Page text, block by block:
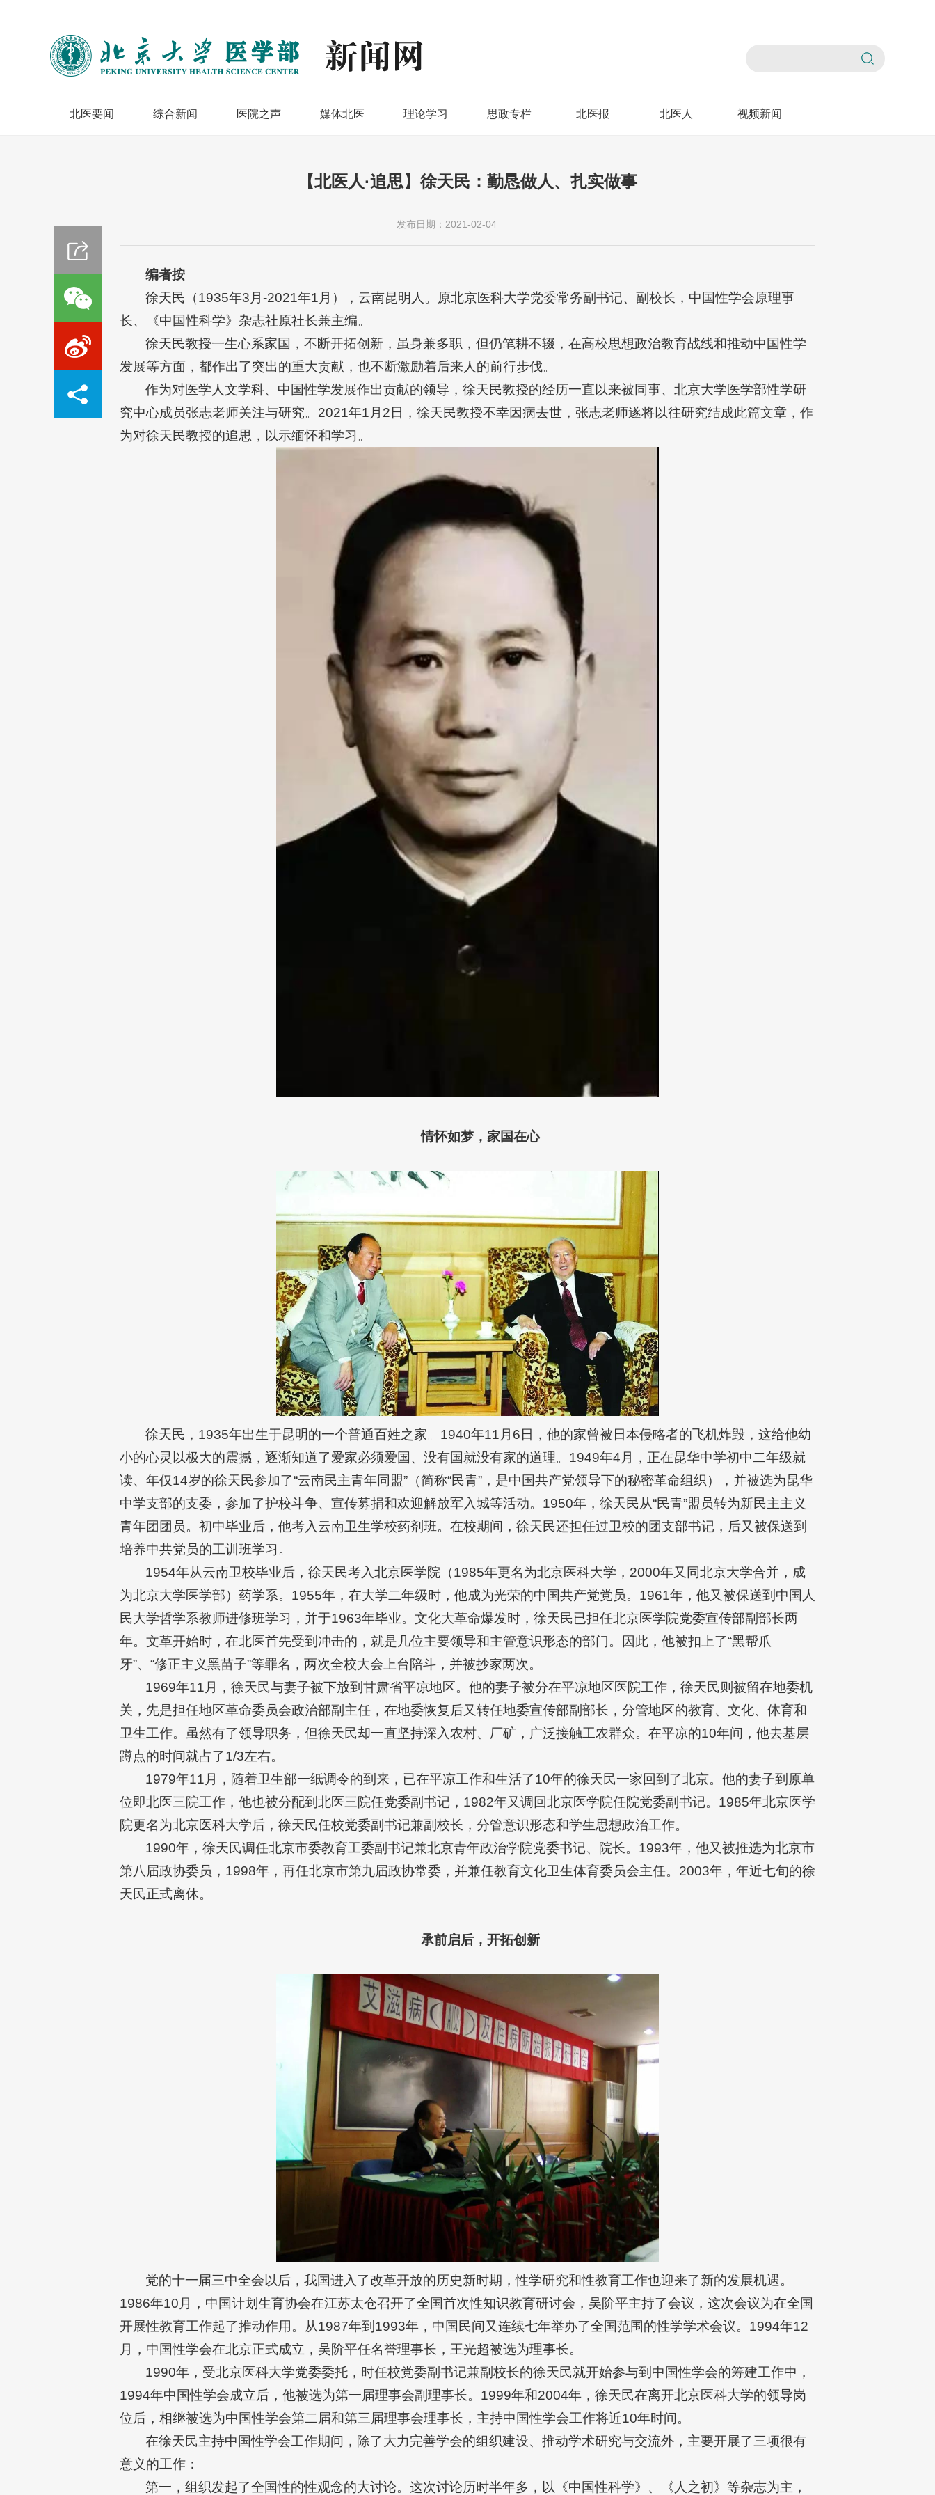
北医要闻 综合新闻 医院之声 媒体北医 理论学习 思政专栏 北医报 北医人 视频新闻
【北医人·追思】徐天民：勤恳做人、扎实做事
发布日期：2021-02-04
编者按
徐天民（1935年3月-2021年1月），云南昆明人。原北京医科大学党委常务副书记、副校长，中国性学会原理事
长、《中国性科学》杂志社原社长兼主编。
徐天民教授一生心系家国，不断开拓创新，虽身兼多职，但仍笔耕不辍，在高校思想政治教育战线和推动中国性学
发展等方面，都作出了突出的重大贡献，也不断激励着后来人的前行步伐。
作为对医学人文学科、中国性学发展作出贡献的领导，徐天民教授的经历一直以来被同事、北京大学医学部性学研
究中心成员张志老师关注与研究。2021年1月2日，徐天民教授不幸因病去世，张志老师遂将以往研究结成此篇文章，作
为对徐天民教授的追思，以示缅怀和学习。
情怀如梦，家国在心
徐天民，1935年出生于昆明的一个普通百姓之家。1940年11月6日，他的家曾被日本侵略者的飞机炸毁，这给他幼
小的心灵以极大的震撼，逐渐知道了爱家必须爱国、没有国就没有家的道理。1949年4月，正在昆华中学初中二年级就
读、年仅14岁的徐天民参加了“云南民主青年同盟”（简称“民青”，是中国共产党领导下的秘密革命组织），并被选为昆华
中学支部的支委，参加了护校斗争、宣传募捐和欢迎解放军入城等活动。1950年，徐天民从“民青”盟员转为新民主主义
青年团团员。初中毕业后，他考入云南卫生学校药剂班。在校期间，徐天民还担任过卫校的团支部书记，后又被保送到
培养中共党员的工训班学习。
1954年从云南卫校毕业后，徐天民考入北京医学院（1985年更名为北京医科大学，2000年又同北京大学合并，成
为北京大学医学部）药学系。1955年，在大学二年级时，他成为光荣的中国共产党党员。1961年，他又被保送到中国人
民大学哲学系教师进修班学习，并于1963年毕业。文化大革命爆发时，徐天民已担任北京医学院党委宣传部副部长两
年。文革开始时，在北医首先受到冲击的，就是几位主要领导和主管意识形态的部门。因此，他被扣上了“黑帮爪
牙”、“修正主义黑苗子”等罪名，两次全校大会上台陪斗，并被抄家两次。
1969年11月，徐天民与妻子被下放到甘肃省平凉地区。他的妻子被分在平凉地区医院工作，徐天民则被留在地委机
关，先是担任地区革命委员会政治部副主任，在地委恢复后又转任地委宣传部副部长，分管地区的教育、文化、体育和
卫生工作。虽然有了领导职务，但徐天民却一直坚持深入农村、厂矿，广泛接触工农群众。在平凉的10年间，他去基层
蹲点的时间就占了1/3左右。
1979年11月，随着卫生部一纸调令的到来，已在平凉工作和生活了10年的徐天民一家回到了北京。他的妻子到原单
位即北医三院工作，他也被分配到北医三院任党委副书记，1982年又调回北京医学院任院党委副书记。1985年北京医学
院更名为北京医科大学后，徐天民任校党委副书记兼副校长，分管意识形态和学生思想政治工作。
1990年，徐天民调任北京市委教育工委副书记兼北京青年政治学院党委书记、院长。1993年，他又被推选为北京市
第八届政协委员，1998年，再任北京市第九届政协常委，并兼任教育文化卫生体育委员会主任。2003年，年近七旬的徐
天民正式离休。
承前启后，开拓创新
党的十一届三中全会以后，我国进入了改革开放的历史新时期，性学研究和性教育工作也迎来了新的发展机遇。
1986年10月，中国计划生育协会在江苏太仓召开了全国首次性知识教育研讨会，吴阶平主持了会议，这次会议为在全国
开展性教育工作起了推动作用。从1987年到1993年，中国民间又连续七年举办了全国范围的性学学术会议。1994年12
月，中国性学会在北京正式成立，吴阶平任名誉理事长，王光超被选为理事长。
1990年，受北京医科大学党委委托，时任校党委副书记兼副校长的徐天民就开始参与到中国性学会的筹建工作中，
1994年中国性学会成立后，他被选为第一届理事会副理事长。1999年和2004年，徐天民在离开北京医科大学的领导岗
位后，相继被选为中国性学会第二届和第三届理事会理事长，主持中国性学会工作将近10年时间。
在徐天民主持中国性学会工作期间，除了大力完善学会的组织建设、推动学术研究与交流外，主要开展了三项很有
意义的工作：
第一，组织发起了全国性的性观念的大讨论。这次讨论历时半年多，以《中国性科学》、《人之初》等杂志为主，